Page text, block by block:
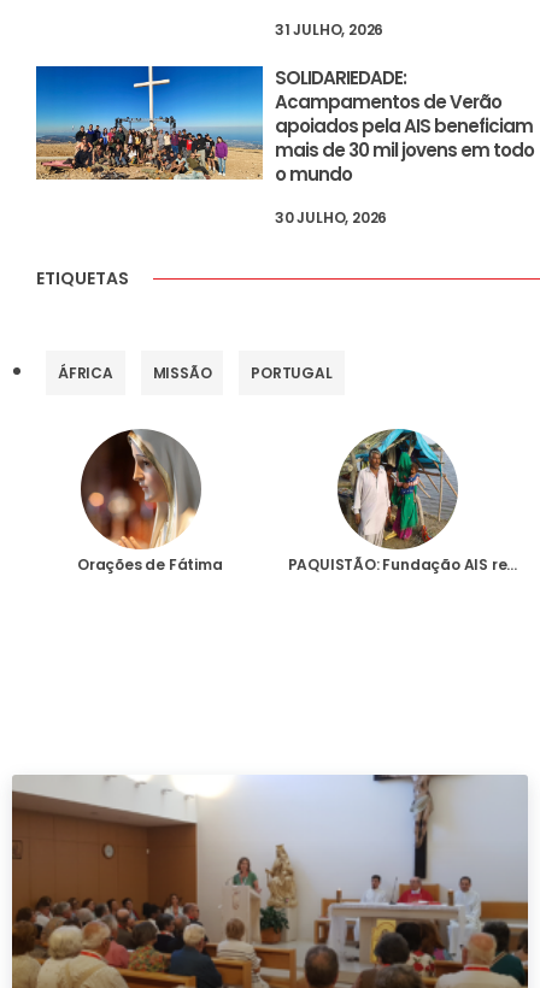
31 JULHO, 2026
SOLIDARIEDADE:
Acampamentos de Verão
apoiados pela AIS beneficiam
mais de 30 mil jovens em todo
o mundo
30 JULHO, 2026
ETIQUETAS
ÁFRICA MISSÃO PORTUGAL
Orações de Fátima PAQUISTÃO: Fundação AIS reúne esforços para ajudar as vítimas das piores inundações dos últimos 30 anos